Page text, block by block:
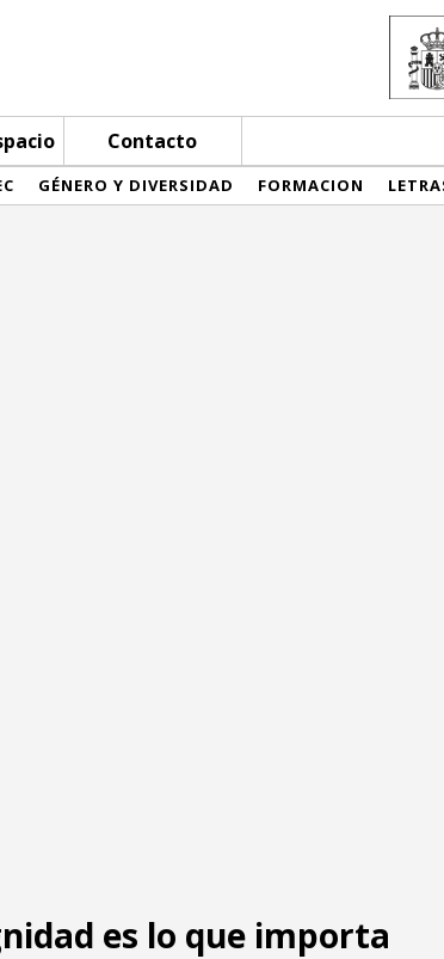
Contacto
GÉNERO Y DIVERSIDAD FORMACION
es lo que importa